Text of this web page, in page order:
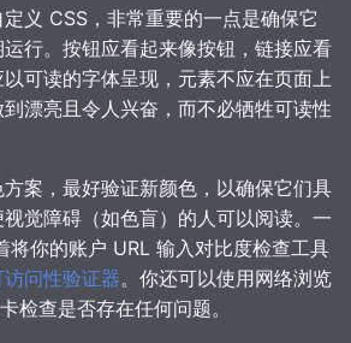
义 CSS，非常重要的一点是确保它
行。按钮应看起来像按钮，链接应看
可读的字体呈现，元素不应在页面上
漂亮且令人兴奋，而不必牺牲可读性
案，最好验证新颜色，以确保它们具
觉障碍（如色盲）的人可以阅读。一
将你的账户 URL 输入对比度检查工具
问性验证器。你还可以使用网络浏览
检查是否存在任何问题。